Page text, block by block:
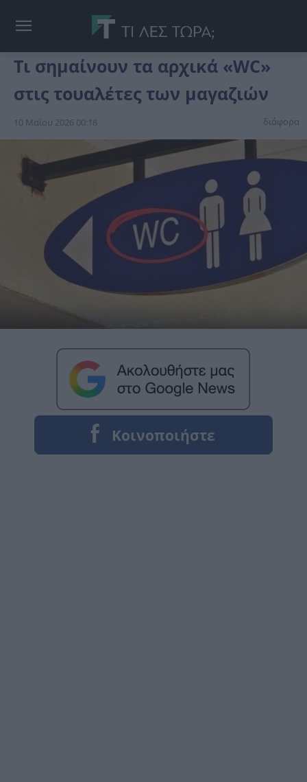
Τι σημαίνουν τα αρχικά «WC»
στις τουαλέτες των μαγαζιών
10 Μαΐου 2026 00:18 διάφορα